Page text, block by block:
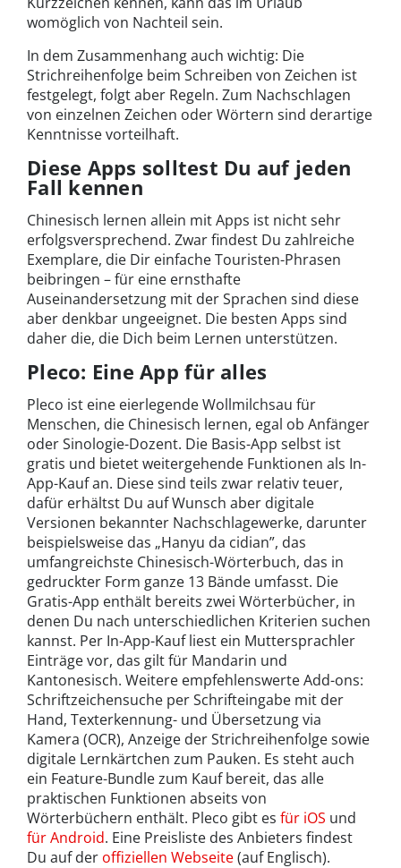
womöglich von Nachteil sein.
In dem Zusammenhang auch wichtig: Die
Strichreihenfolge beim Schreiben von Zeichen ist
festgelegt, folgt aber Regeln. Zum Nachschlagen
von einzelnen Zeichen oder Wörtern sind derartige
Kenntnisse vorteilhaft.
Diese Apps solltest Du auf jeden
Fall kennen
Chinesisch lernen allein mit Apps ist nicht sehr
erfolgsversprechend. Zwar findest Du zahlreiche
Exemplare, die Dir einfache Touristen-Phrasen
beibringen – für eine ernsthafte
Auseinandersetzung mit der Sprachen sind diese
aber denkbar ungeeignet. Die besten Apps sind
daher die, die Dich beim Lernen unterstützen.
Pleco: Eine App für alles
Pleco ist eine eierlegende Wollmilchsau für
Menschen, die Chinesisch lernen, egal ob Anfänger
oder Sinologie-Dozent. Die Basis-App selbst ist
gratis und bietet weitergehende Funktionen als In-
App-Kauf an. Diese sind teils zwar relativ teuer,
dafür erhältst Du auf Wunsch aber digitale
Versionen bekannter Nachschlagewerke, darunter
beispielsweise das „Hanyu da cidian”, das
umfangreichste Chinesisch-Wörterbuch, das in
gedruckter Form ganze 13 Bände umfasst. Die
Gratis-App enthält bereits zwei Wörterbücher, in
denen Du nach unterschiedlichen Kriterien suchen
kannst. Per In-App-Kauf liest ein Muttersprachler
Einträge vor, das gilt für Mandarin und
Kantonesisch. Weitere empfehlenswerte Add-ons:
Schriftzeichensuche per Schrifteingabe mit der
Hand, Texterkennung- und Übersetzung via
Kamera (OCR), Anzeige der Strichreihenfolge sowie
digitale Lernkärtchen zum Pauken. Es steht auch
ein Feature-Bundle zum Kauf bereit, das alle
praktischen Funktionen abseits von
Wörterbüchern enthält. Pleco gibt es für iOS und
für Android. Eine Preisliste des Anbieters findest
Du auf der offiziellen Webseite(auf Englisch).